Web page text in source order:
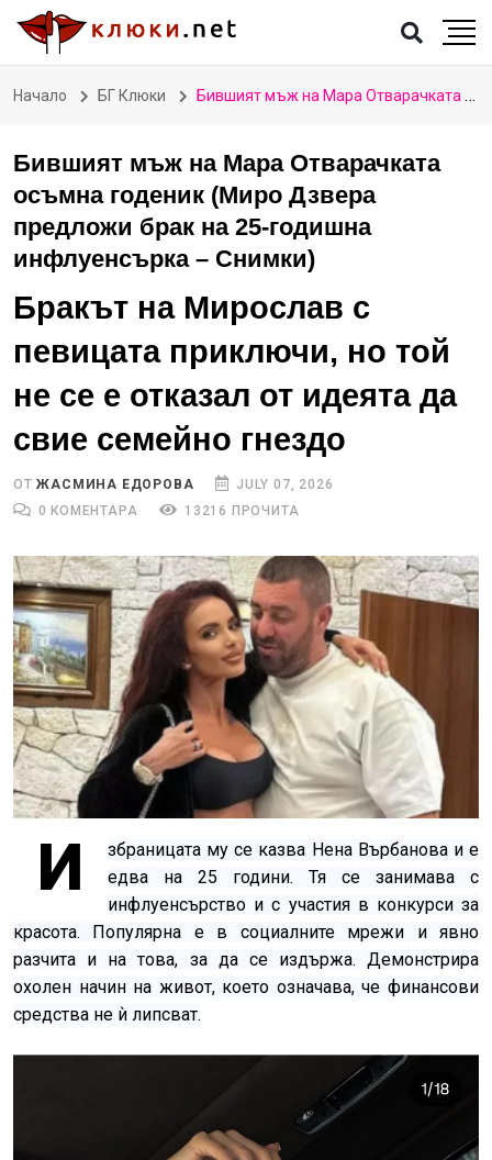
Начало БГ Клюки Бившият мъж на Мара Отварачката осъмна годеник (Миро Дзвера предложи брак на 25-годишна инфлуенсърка – Снимки)
Бившият мъж на Мара Отварачката
осъмна годеник (Миро Дзвера
предложи брак на 25-годишна
инфлуенсърка – Снимки)
Бракът на Мирослав с
певицата приключи, но той
не се е отказал от идеята да
свие семейно гнездо
ОТЖАСМИНА ЕДОРОВА
JULY 07, 2026
0 КОМЕНТАРА
13216 ПРОЧИТА
И
збраницата му се казва Нена Върбанова и е
едва на 25 години. Тя се занимава с
инфлуенсърство и с участия в конкурси за
красота. Популярна е в социалните мрежи и явно
разчита и на това, за да се издържа. Демонстрира
охолен начин на живот, което означава, че финансови
средства не ѝ липсват.